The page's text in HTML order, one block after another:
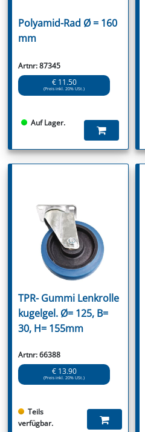
Polyamid-Rad Ø = 160
mm
Artnr: 87345
€ 11.50
(Preis inkl. 20% USt.)
Auf Lager.
TPR- Gummi Lenkrolle
kugelgel. Ø= 125, B=
30, H= 155mm
Artnr: 66388
€ 13.90
(Preis inkl. 20% USt.)
Teils
verfügbar.